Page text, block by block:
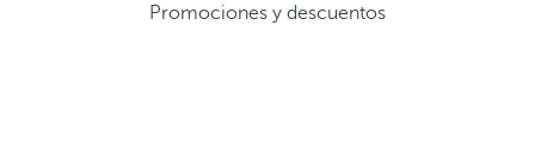
Promociones y descuentos